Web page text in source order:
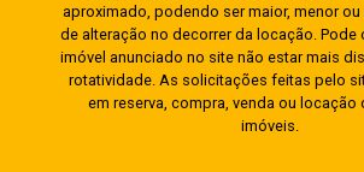
aproximado, podendo ser maior, menor ou
de alteração no decorrer da locação. Pode
imóvel anunciado no site não estar mais
rotatividade. As solicitações feitas pelo
em reserva, compra, venda ou locação
imóveis.